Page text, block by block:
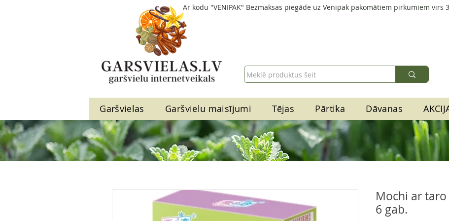
Ar kodu "VENIPAK" Bezmaksas piegāde uz Venipak pakomātiem pirkumiem virs
Garšvielas Garšvielu maisījumi Tējas Pārtika Dāvanas
Mochi ar
6 gab.